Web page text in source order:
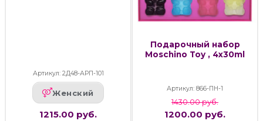
Артикул: 2Д48-АРП-101
Женский
1215.00 руб.
Подарочный набор
Moschino Toy , 4x30ml
Артикул: 866-ПН-1
1430.00 руб.
1200.00 руб.